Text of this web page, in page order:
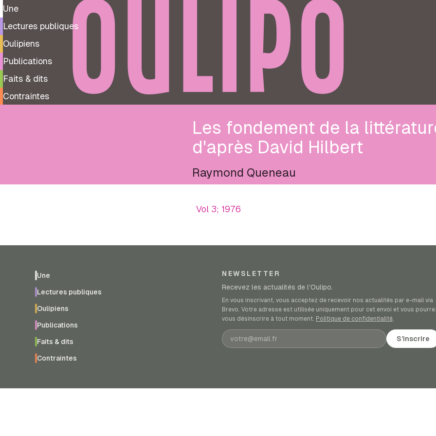
Une
Lectures publiques
Oulipiens
Publications
Faits & dits
Contraintes
OULIPO
Les fondement de la
d'après David Hilbert
Raymond Queneau
Vol 3; 1976
Une
Lectures publiques
Oulipiens
Publications
Faits & dits
Contraintes
NEWSLETTER
Recevez les actualités de l’Oulipo.
En vous inscrivant, vous acceptez de recevoir nos actualités par e-mail via
Brevo. Votre adresse est utilisée uniquement pour cet envoi et vous
vous désinscrire à tout moment. Politique de confidentialité.
Adresse e-mail S’inscrire